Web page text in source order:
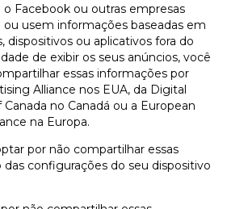
Facebook ou outras empresas
usem informações baseadas em
dispositivos ou aplicativos fora do
de exibir os seus anúncios, você
essas informações por
Alliance nos EUA, da Digital
no Canadá ou a European
na Europa.
por não compartilhar essas
configurações do seu dispositivo